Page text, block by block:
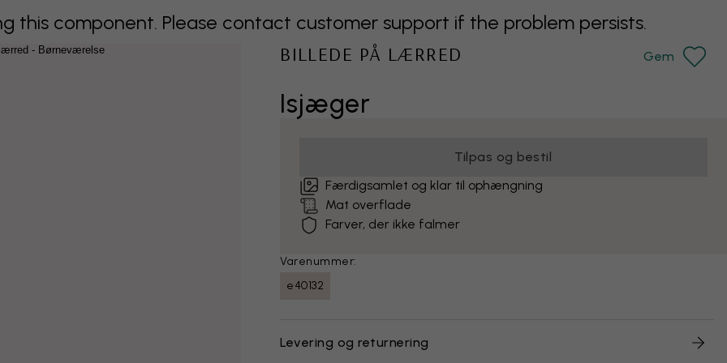
this component. Please contact customer support if the problem persists.
Isjæger
BILLEDE PÅ LÆRRED Gem
Tilpas og bestil
Færdigsamlet og klar til ophængning
Mat overflade
Farver, der ikke falmer
Varenummer:
e40132
Levering og returnering